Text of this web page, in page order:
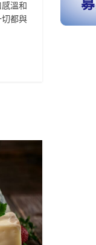
溫和
切都與